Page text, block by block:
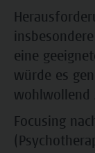
eine
würde es
wohlwollend
Focusing